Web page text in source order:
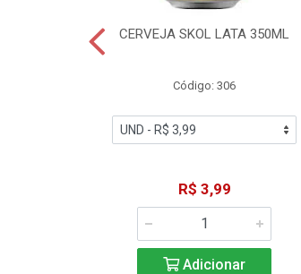
CERVEJA SKOL LATA 350ML
Código: 306
R$ 3,99
Adicionar